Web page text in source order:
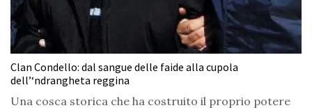
Clan Condello: dal sangue delle faide alla cupola
dell’‘ndrangheta reggina
Una cosca storica che ha costruito il proprio potere